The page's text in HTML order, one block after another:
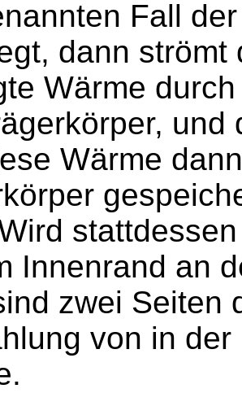
Fall
dann
Wärme
Wärme
Innenrand an
zwei Seiten
von in